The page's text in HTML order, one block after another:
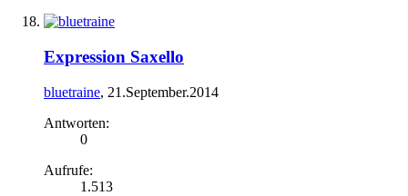
Expression Saxello
bluetraine, 21.September.2014
Antworten:
0
Aufrufe:
1.513